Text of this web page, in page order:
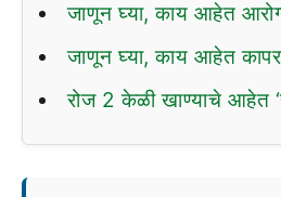
जाणून घ्या, काय आहेत
जाणून घ्या, काय आहेत
रोज 2 केळी खाण्याचे आहेत